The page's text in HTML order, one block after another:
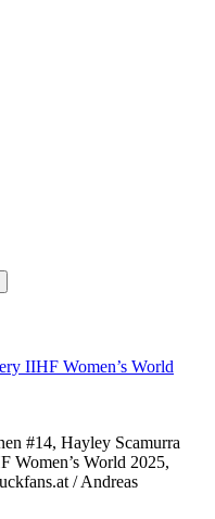
IIHF Women’s World
#14, Hayley Scamurra
Women’s World 2025,
/ Andreas